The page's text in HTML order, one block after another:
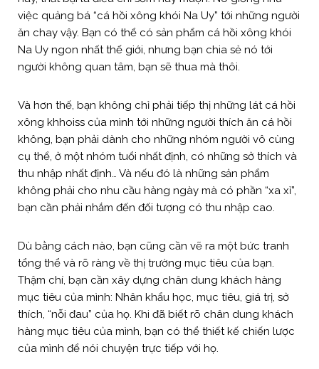
việc quảng bá “cá hồi xông khói Na Uy” tới những người
ăn chay vậy. Bạn có thể có sản phẩm cá hồi xông khói
Na Uy ngon nhất thế giới, nhưng bạn chia sẻ nó tới
người không quan tâm, bạn sẽ thua mà thôi.
Và hơn thế, bạn không chỉ phải tiếp thị những lát cá hồi
xông khhoiss của mình tới những người thích ăn cá hồi
không, bạn phải dành cho những nhóm người vô cùng
cụ thể, ở một nhóm tuổi nhất định, có những sở thích và
thu nhập nhất định… Và nếu đó là những sản phẩm
không phải cho nhu cầu hàng ngày mà có phần “xa xỉ”,
bạn cần phải nhắm đến đối tượng có thu nhập cao.
Dù bằng cách nào, bạn cũng cần vẽ ra một bức tranh
tổng thể và rõ ràng về thị trường mục tiêu của bạn.
Thậm chí, bạn cần xây dựng chân dung khách hàng
mục tiêu của mình: Nhân khẩu học, mục tiêu, giá trị, sở
thích, “nỗi đau” của họ. Khi đã biết rõ chân dung khách
hàng mục tiêu của mình, bạn có thể thiết kế chiến lược
của mình để nói chuyện trực tiếp với họ.